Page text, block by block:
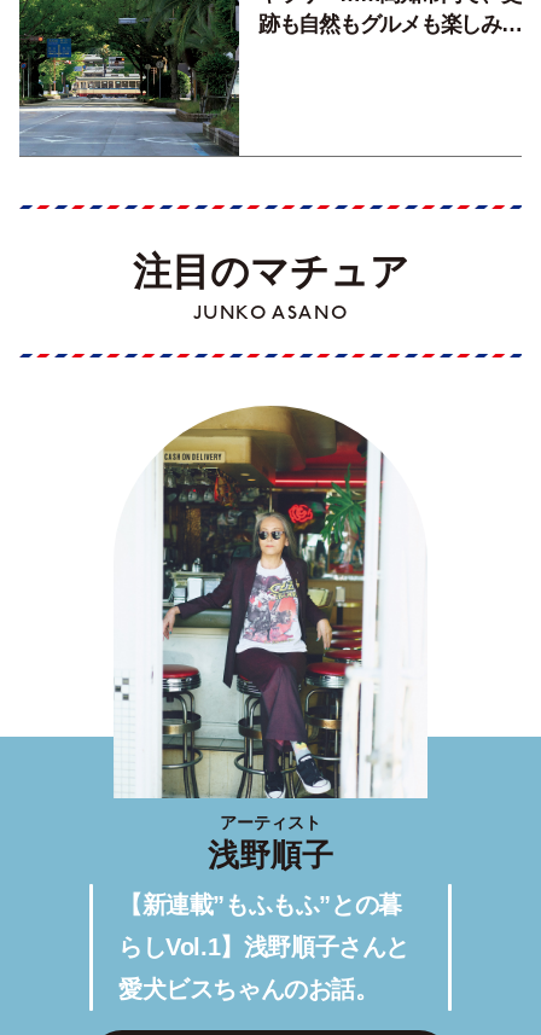
跡も自然もグルメも楽しみ尽
注目のマチュア
JUNKO ASANO
アーティスト
浅野順子
【新連載”もふもふ”との暮
らしVol.1】浅野順子さんと
愛犬ビスちゃんのお話。